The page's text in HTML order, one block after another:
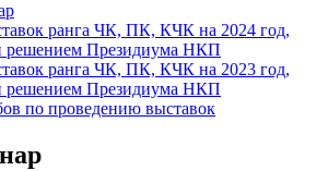
ранга ЧК, ПК, КЧК на 2024 год,
решением Президиума НКП
ранга ЧК, ПК, КЧК на 2023 год,
решением Президиума НКП
по проведению выставок